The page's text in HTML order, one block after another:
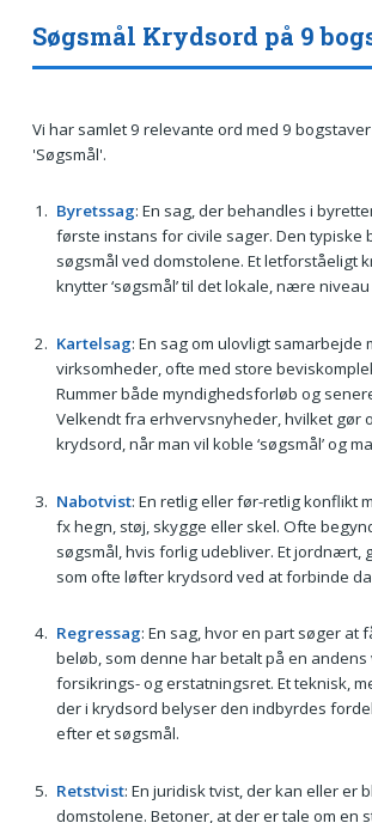
Søgsmål Krydsord på 9
Vi har samlet 9 relevante ord med 9
'Søgsmål'.
Byretssag: En sag, der behandles i
første instans for civile sager. Den typiske
søgsmål ved domstolene. Et letforståeligt
knytter ‘søgsmål’ til det lokale, nære
Kartelsag: En sag om ulovligt samarbejde
virksomheder, ofte med store
Rummer både myndighedsforløb og
Velkendt fra erhvervsnyheder, hvilket gør
krydsord, når man vil koble ‘søgsmål’ og
Nabotvist: En retlig eller før-retlig konflikt
fx hegn, støj, skygge eller skel. Ofte
søgsmål, hvis forlig udebliver. Et jordnært,
som ofte løfter krydsord ved at forbinde
Regressag: En sag, hvor en part søger at
beløb, som denne har betalt på en andens
forsikrings- og erstatningsret. Et teknisk,
der i krydsord belyser den indbyrdes
efter et søgsmål.
Retstvist: En juridisk tvist, der kan eller er
domstolene. Betoner, at der er tale om en